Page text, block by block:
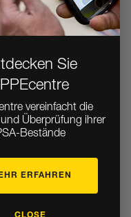
Sie
vereinfacht die
Überprüfung ihrer
Bestände
ERFAHREN
Gefahren verbunden. Jeder
und über entsprechende
diesen Aktivitäten verfügen.